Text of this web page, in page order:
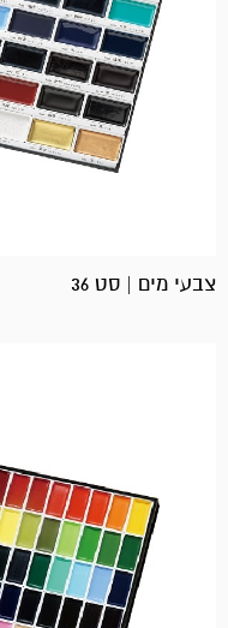
צבעי מים | סט 36